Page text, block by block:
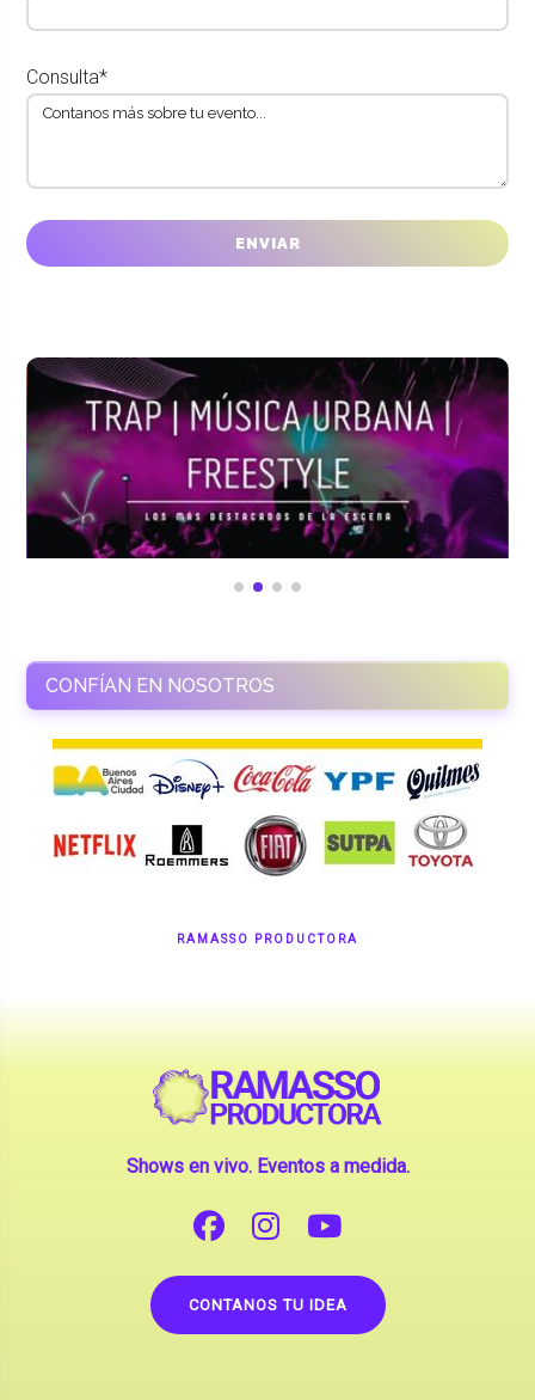
Consulta*
CONFÍAN EN NOSOTROS
RAMASSO PRODUCTORA
Shows en vivo. Eventos a medida.
CONTANOS TU IDEA